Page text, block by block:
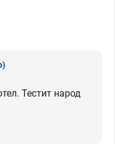
Тестит народ